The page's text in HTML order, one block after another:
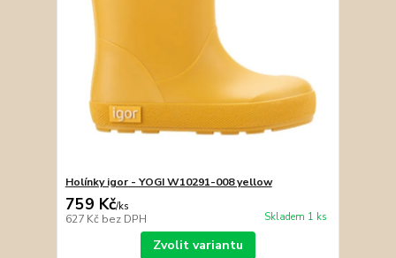
Holínky igor - YOGI W10291-008 yellow
759 Kč/ks
627 Kč bez DPH Skladem 1 ks
Zvolit variantu